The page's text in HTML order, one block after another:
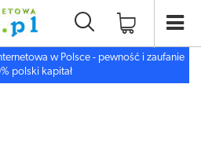
w Polsce - pewność i zaufanie
polski kapitał